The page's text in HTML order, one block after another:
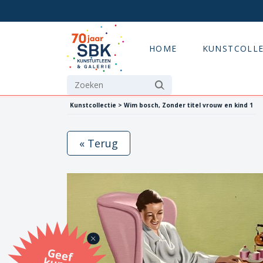
HOME
Kunstcollectie > Wim bosch, Zonder titel vrouw en kind 1
G
eef
u
n
st
a
d
o
m
et
e SB
K
u
n
stb
o
n
« Terug